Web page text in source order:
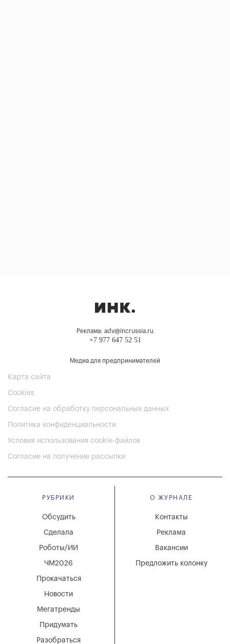
Реклама: adv@incrussia.ru
+7 977 647 52 51
Медиа для предпринимателей
Карта сайта
Cookies
Согласие на обработку персональных данных
Политика конфиденциальности
Условия использования cookie-файлов
Согласие на получение рассылки
РУБРИКИ
Мегатренды
Придумать
Разобраться
Новости
Обсудить
Сделала
Роботы/ИИ
ЧМ2026
Прокачаться
О ЖУРНАЛЕ
Вакансии
Реклама
Контакты
Предложить колонку